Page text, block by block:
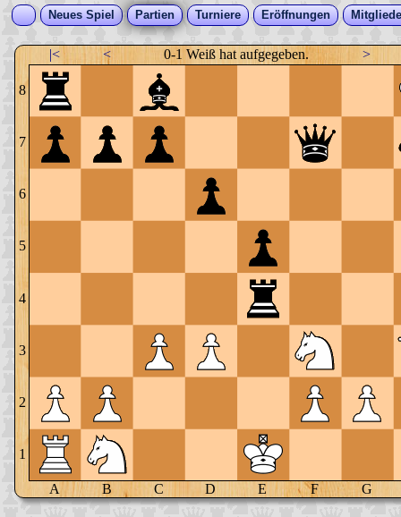
Neues Spiel Partien Turniere Eröffnungen
|< < 0-1 Weiß hat aufgegeben. >
8
7
6
5
4
3
2
1
A B C D E F G